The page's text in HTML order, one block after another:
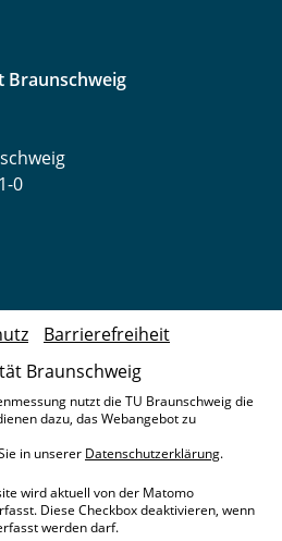
Braunschweig
0
Braunschweig
Barrierefreiheit
nutzt die TU Braunschweig die
dazu, das Webangebot zu
in unserer Datenschutzerklärung.
wird aktuell von der Matomo
Diese Checkbox deaktivieren, wenn
werden darf.